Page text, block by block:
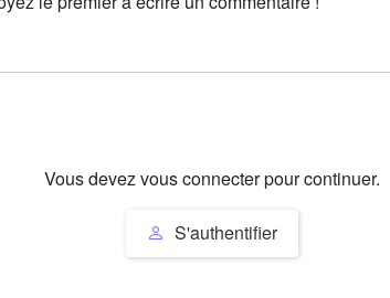
Vous devez vous connecter pour continuer.
S'authentifier